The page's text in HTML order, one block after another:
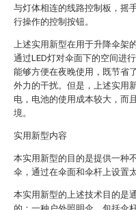
与灯体相连的线路控制板，摇
行操作的控制按钮。
上述实用新型在用于升降伞架
通过LED灯对伞面下的空间进
能够方便在夜晚使用，既节省
外力的干扰。但是，上述实用
电，电池的使用成本较大，而
境。
实用新型内容
本实用新型的目的是提供一种
伞，通过在伞面和伞杆上设置
本实用新型的上述技术目的是